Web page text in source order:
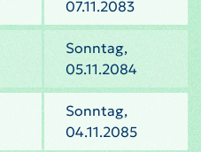
07.11.2083
Sonntag,
05.11.2084
Sonntag,
04.11.2085